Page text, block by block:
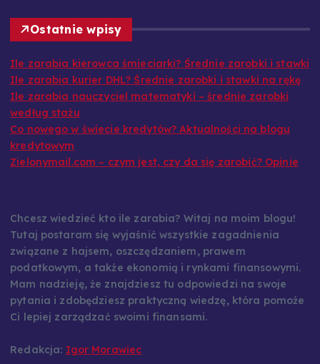
Ostatnie wpisy
Ile zarabia kierowca śmieciarki? Średnie zarobki i stawki
Ile zarabia kurier DHL? Średnie zarobki i stawki na rękę
Ile zarabia nauczyciel matematyki – średnie zarobki
według stażu
Co nowego w świecie kredytów? Aktualności na blogu
kredytowym
Chcesz wiedzieć kto ile zarabia? Witaj na moim blogu!
Tutaj postaram się wyjaśnić wszystkie zagadnienia
związane z hajsem, oszczędzaniem, prawem
podatkowym, a także ekonomią i rynkami finansowymi.
Mam nadzieję, że znajdziesz tu odpowiedzi na swoje
pytania i zdobędziesz praktyczną wiedzę, która pomoże